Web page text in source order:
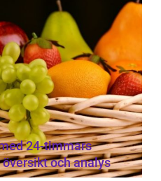
24-timmars
och analys